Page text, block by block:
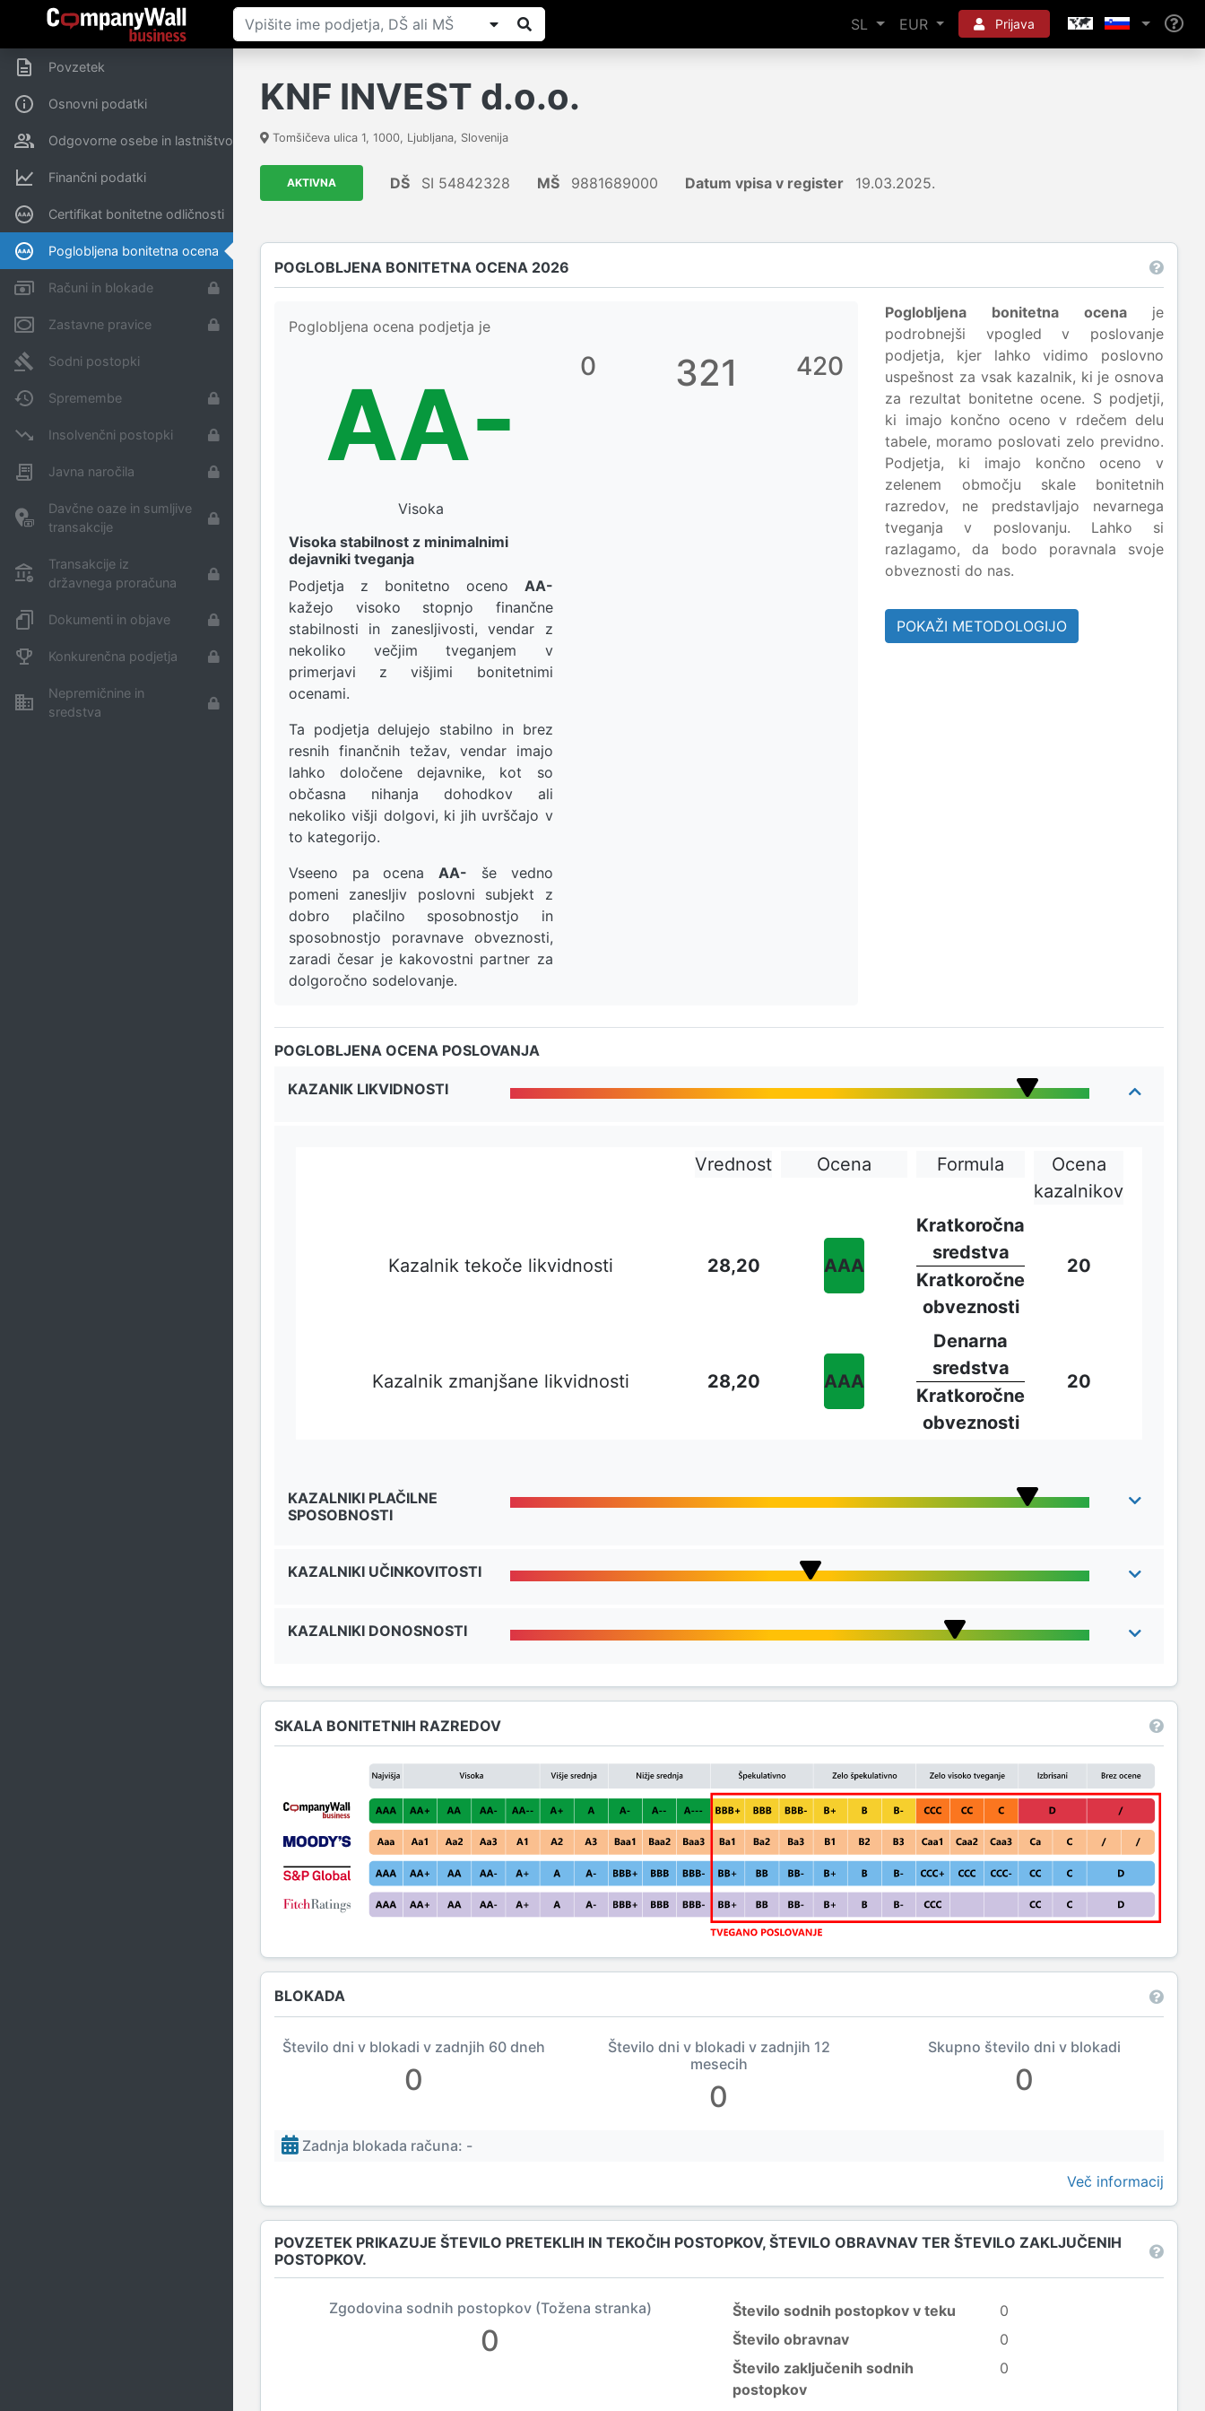
SL EUR Prijava
Povzetek
Osnovni podatki
Odgovorne osebe in lastništvo
Finančni podatki
Certifikat bonitetne odličnosti
Poglobljena bonitetna ocena
Računi in blokade
Zastavne pravice
Sodni postopki
Spremembe
Insolvenčni postopki
Javna naročila
Davčne oaze in sumljive
transakcije
Transakcije iz
državnega proračuna
Dokumenti in objave
Konkurenčna podjetja
Nepremičnine in
sredstva
KNF INVEST d.o.o.
Tomšičeva ulica 1, 1000, Ljubljana, Slovenija
AKTIVNA DŠ SI 54842328 MŠ 9881689000 Datum vpisa v register 19.03.2025.
POGLOBLJENA BONITETNA OCENA 2026
Poglobljena ocena podjetja je
AA-
Visoka
Visoka stabilnost z minimalnimi
dejavniki tveganja
Podjetja z bonitetno oceno AA-
kažejo visoko stopnjo finančne
stabilnosti in zanesljivosti, vendar z
nekoliko večjim tveganjem v
primerjavi z višjimi bonitetnimi
ocenami.
Ta podjetja delujejo stabilno in brez
resnih finančnih težav, vendar imajo
lahko določene dejavnike, kot so
občasna nihanja dohodkov ali
nekoliko višji dolgovi, ki jih uvrščajo v
to kategorijo.
Vseeno pa ocenaAA- še vedno
pomeni zanesljiv poslovni subjekt z
dobro plačilno sposobnostjo in
sposobnostjo poravnave obveznosti,
zaradi česar je kakovostni partner za
dolgoročno sodelovanje.
0 321 420
Poglobljena bonitetna ocena je
podrobnejši vpogled v poslovanje
podjetja, kjer lahko vidimo poslovno
uspešnost za vsak kazalnik, ki je osnova
za rezultat bonitetne ocene. S podjetji,
ki imajo končno oceno v rdečem delu
tabele, moramo poslovati zelo previdno.
Podjetja, ki imajo končno oceno v
zelenem območju skale bonitetnih
razredov, ne predstavljajo nevarnega
tveganja v poslovanju. Lahko si
razlagamo, da bodo poravnala svoje
obveznosti do nas.
POKAŽI METODOLOGIJO
POGLOBLJENA OCENA POSLOVANJA
KAZANIK LIKVIDNOSTI
Vrednost Ocena Formula
Ocena
kazalnikov
Kazalnik tekoče likvidnosti 28,20 AAA
Kratkoročna
sredstva
Kratkoročne
obveznosti
20
Kazalnik zmanjšane likvidnosti 28,20 AAA
Denarna
sredstva
Kratkoročne
obveznosti
20
KAZALNIKI PLAČILNE
SPOSOBNOSTI
KAZALNIKI UČINKOVITOSTI
KAZALNIKI DONOSNOSTI
SKALA BONITETNIH RAZREDOV
BLOKADA
Število dni v blokadi v zadnjih 60 dneh
0
Število dni v blokadi v zadnjih 12
mesecih
0
Skupno število dni v blokadi
0
Zadnja blokada računa: -
Več informacij
POVZETEK PRIKAZUJE ŠTEVILO PRETEKLIH IN TEKOČIH POSTOPKOV, ŠTEVILO OBRAVNAV TER ŠTEVILO ZAKLJUČENIH
POSTOPKOV.
Zgodovina sodnih postopkov (Tožena stranka)
0
Število sodnih postopkov v teku
0
Število obravnav
0
Število zaključenih sodnih
postopkov
0